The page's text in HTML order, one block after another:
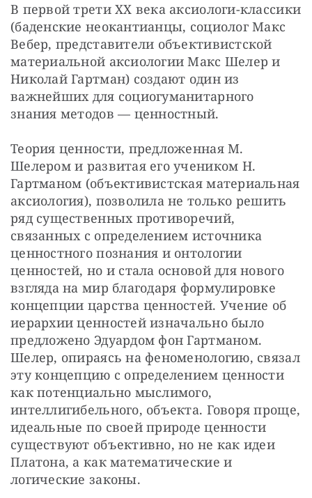
В первой трети XX века аксиологи-классики
(баденские неокантианцы, социолог Макс
Вебер, представители объективистской
материальной аксиологии Макс Шелер и
Николай Гартман) создают один из
важнейших для социогуманитарного
знания методов — ценностный.
Теория ценности, предложенная М.
Шелером и развитая его учеником Н.
Гартманом (объективистская материальная
аксиология), позволила не только решить
ряд существенных противоречий,
связанных с определением источника
ценностного познания и онтологии
ценностей, но и стала основой для нового
взгляда на мир благодаря формулировке
концепции царства ценностей. Учение об
иерархии ценностей изначально было
предложено Эдуардом фон Гартманом.
Шелер, опираясь на феноменологию, связал
эту концепцию с определением ценности
как потенциально мыслимого,
интеллигибельного, объекта. Говоря проще,
идеальные по своей природе ценности
существуют объективно, но не как идеи
Платона, а как математические и
логические законы.